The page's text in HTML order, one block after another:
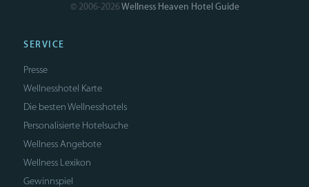
© 2006-2026Wellness Heaven Hotel Guide
SERVICE
Presse
Wellnesshotel Karte
Die besten Wellnesshotels
Personalisierte Hotelsuche
Wellness Angebote
Wellness Lexikon
Gewinnspiel